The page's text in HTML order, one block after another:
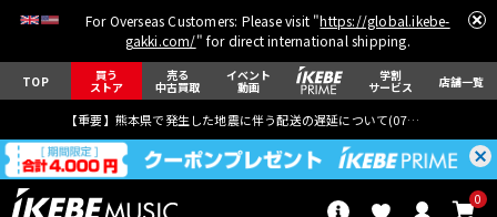
For Overseas Customers: Please visit "https://global.ikebe-
gakki.com/" for direct international shipping.
TOP 買う
ストア
売る
中古買取
イベント
動画
学割
サービス 店舗一覧
【重要】熊本県で発生した地震に伴う配送の遅延について(07月29日
0